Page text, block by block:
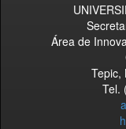
Área de
Tepic,
Tel.